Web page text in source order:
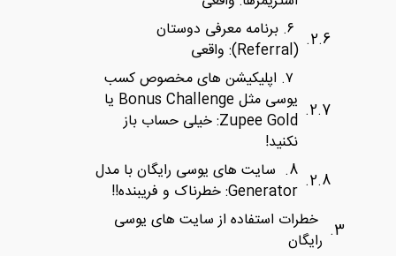
۶. برنامه معرفی دوستان
(Referral): واقعی
۷. اپلیکیشن ‌های مخصوص کسب
یوسی مثل Bonus Challenge یا
Zupee Gold: خیلی حساب باز
نکنید!
8. سایت ‌های یوسی رایگان با مدل
Generator: خطرناک و فریبنده!!
خطرات استفاده از سایت ‌های یوسی
رایگان